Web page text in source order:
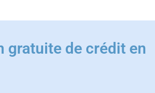
gratuite de crédit en